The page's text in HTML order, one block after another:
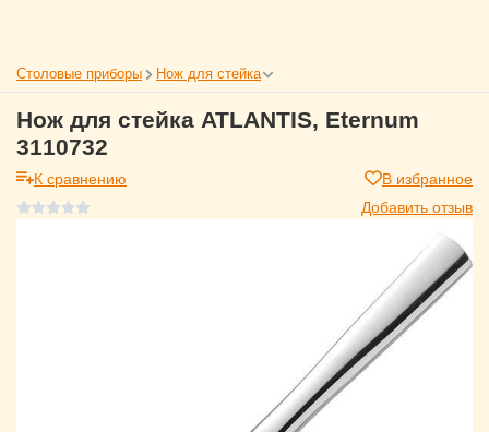
Столовые приборы Нож для стейка
Нож для стейка ATLANTIS, Eternum
3110732
К сравнению
В избранное
Добавить отзыв